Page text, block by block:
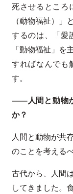
死させるところ
（動物福祉）
するのは、「愛
「動物福祉」を
すればなんでも
す。
――人間と動物
か？
人間と動物が共
のことを考える
古代から、人間
してきました。